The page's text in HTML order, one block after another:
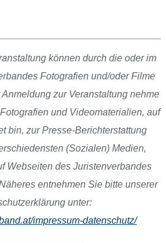
können durch die oder im
Fotografien und/oder Filme
zur Veranstaltung nehme
und Videomaterialien, auf
bin, zur Presse-Berichterstattung
(Sozialen) Medien,
Webseiten des Juristenverbandes
entnehmen Sie bitte unserer
unter:
impressum-datenschutz/